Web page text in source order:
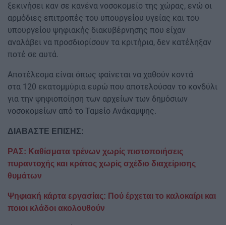
ξεκινήσει καν σε κανένα νοσοκομείο της χώρας, ενώ οι
αρμόδιες επιτροπές του υπουργείου υγείας και του
υπουργείου ψηφιακής διακυβέρνησης που είχαν
αναλάβει να προσδιορίσουν τα κριτήρια, δεν κατέληξαν
ποτέ σε αυτά.
Αποτέλεσμα είναι όπως φαίνεται να χαθούν κοντά
στα 120 εκατομμύρια ευρώ που αποτελούσαν το κονδύλι
για την ψηφιοποίηση των αρχείων των δημόσιων
νοσοκομείων από το Ταμείο Ανάκαμψης.
ΔΙΑΒΑΣΤΕ ΕΠΙΣΗΣ:
ΡΑΣ: Καθίσματα τρένων χωρίς πιστοποιήσεις
πυραντοχής και κράτος χωρίς σχέδιο διαχείρισης
θυμάτων
Ψηφιακή κάρτα εργασίας: Πού έρχεται το καλοκαίρι και
ποιοι κλάδοι ακολουθούν